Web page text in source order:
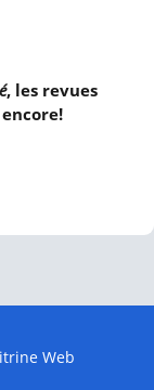
, les revues
Web